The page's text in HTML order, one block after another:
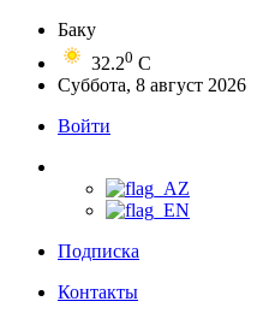
Баку
32.20 C
Суббота, 8 август 2026
Войти
Подписка
Контакты